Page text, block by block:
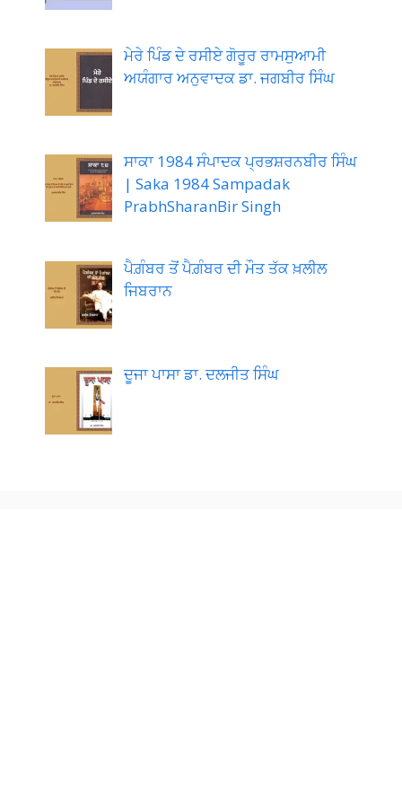
ਮੇਰੇ ਪਿੰਡ ਦੇ ਰਸੀਏ ਗੋਰੂਰ ਰਾਮਸੁਆਮੀ
ਅਯੰਗਾਰ ਅਨੁਵਾਦਕ ਡਾ. ਜਗਬੀਰ ਸਿੰਘ
ਸਾਕਾ 1984 ਸੰਪਾਦਕ ਪ੍ਰਭਸ਼ਰਨਬੀਰ ਸਿੰਘ
| Saka 1984 Sampadak
PrabhSharanBir Singh
ਪੈਗ਼ੰਬਰ ਤੋਂ ਪੈਗ਼ੰਬਰ ਦੀ ਮੌਤ ਤੱਕ ਖ਼ਲੀਲ
ਜਿਬਰਾਨ
ਦੂਜਾ ਪਾਸਾ ਡਾ. ਦਲਜੀਤ ਸਿੰਘ